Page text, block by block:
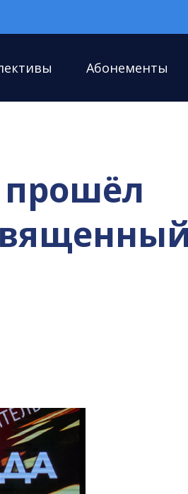
Абонементы